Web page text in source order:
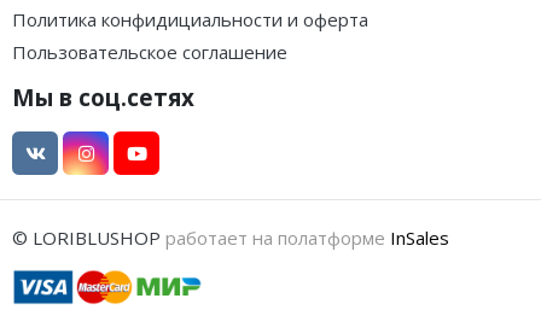
Политика конфидициальности и оферта
Пользовательское соглашение
Мы в соц.сетях
© LORIBLUSHOP работает на полатформе InSales